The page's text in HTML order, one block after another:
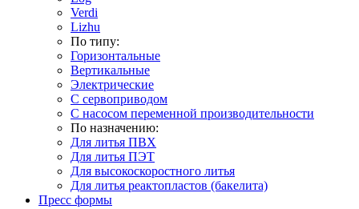
Verdi
Lizhu
По типу:
Горизонтальные
Вертикальные
Электрические
С сервоприводом
С насосом переменной производительности
По назначению:
Для литья ПВХ
Для литья ПЭТ
Для высокоскоростного литья
Для литья реактопластов (бакелита)
Пресс формы